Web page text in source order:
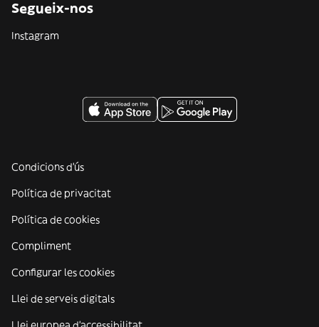
Segueix-nos
Instagram
Condicions d'ús
Política de privacitat
Política de cookies
Compliment
Configurar les cookies
Llei de serveis digitals